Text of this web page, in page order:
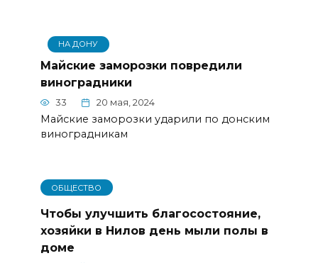
НА ДОНУ
Майские заморозки повредили
виноградники
33 20 мая, 2024
Майские заморозки ударили по донским
виноградникам
ОБЩЕСТВО
Чтобы улучшить благосостояние,
хозяйки в Нилов день мыли полы в
доме